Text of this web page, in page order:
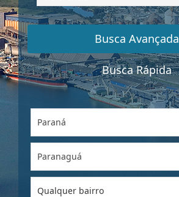
por
Referência
Busca Avançada
Busca Rápida
Paraná
Paranaguá
Qualquer bairro